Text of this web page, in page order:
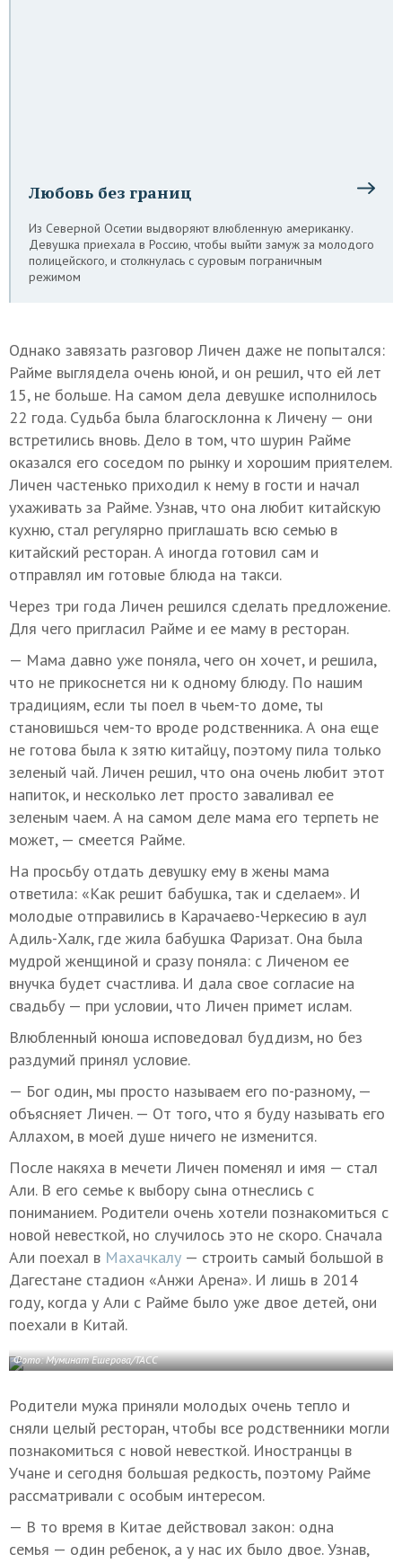
Любовь без границ
Из Северной Осетии выдворяют влюбленную американку.
Девушка приехала в Россию, чтобы выйти замуж за молодого
полицейского, и столкнулась с суровым пограничным
режимом
Однако завязать разговор Личен даже не попытался:
Райме выглядела очень юной, и он решил, что ей лет
15, не больше. На самом дела девушке исполнилось
22 года. Судьба была благосклонна к Личену — они
встретились вновь. Дело в том, что шурин Райме
оказался его соседом по рынку и хорошим приятелем.
Личен частенько приходил к нему в гости и начал
ухаживать за Райме. Узнав, что она любит китайскую
кухню, стал регулярно приглашать всю семью в
китайский ресторан. А иногда готовил сам и
отправлял им готовые блюда на такси.
Через три года Личен решился сделать предложение.
Для чего пригласил Райме и ее маму в ресторан.
— Мама давно уже поняла, чего он хочет, и решила,
что не прикоснется ни к одному блюду. По нашим
традициям, если ты поел в чьем-то доме, ты
становишься чем-то вроде родственника. А она еще
не готова была к зятю китайцу, поэтому пила только
зеленый чай. Личен решил, что она очень любит этот
напиток, и несколько лет просто заваливал ее
зеленым чаем. А на самом деле мама его терпеть не
может, — смеется Райме.
На просьбу отдать девушку ему в жены мама
ответила: «Как решит бабушка, так и сделаем». И
молодые отправились в Карачаево-Черкесию в аул
Адиль-Халк, где жила бабушка Фаризат. Она была
мудрой женщиной и сразу поняла: с Личеном ее
внучка будет счастлива. И дала свое согласие на
свадьбу — при условии, что Личен примет ислам.
Влюбленный юноша исповедовал буддизм, но без
раздумий принял условие.
— Бог один, мы просто называем его по-разному, —
объясняет Личен. — От того, что я буду называть его
Аллахом, в моей душе ничего не изменится.
После накяха в мечети Личен поменял и имя — стал
Али. В его семье к выбору сына отнеслись с
пониманием. Родители очень хотели познакомиться с
новой невесткой, но случилось это не скоро. Сначала
Али поехал в Махачкалу — строить самый большой в
Дагестане стадион «Анжи Арена». И лишь в 2014
году, когда у Али с Райме было уже двое детей, они
поехали в Китай.
Фото: Муминат Ешерова/ТАСС
Родители мужа приняли молодых очень тепло и
сняли целый ресторан, чтобы все родственники могли
познакомиться с новой невесткой. Иностранцы в
Учане и сегодня большая редкость, поэтому Райме
рассматривали с особым интересом.
— В то время в Китае действовал закон: одна
семья — один ребенок, а у нас их было двое. Узнав,